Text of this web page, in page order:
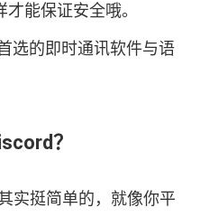
能保证安全哦。
？
实挺简单的，就像你平